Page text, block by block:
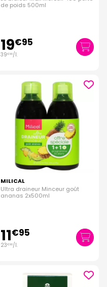
de poids 500ml
19€95
39€90/l.
MILICAL
Ultra draineur Minceur goût
ananas 2x500ml
11€95
23€90/l.